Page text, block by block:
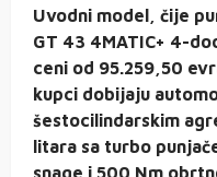
Uvodni model, čije
GT 43 4MATIC+ 4-
ceni od 95.259,50
kupci dobijaju
šestocilindarskim
litara sa turbo
snage i 500 Nm